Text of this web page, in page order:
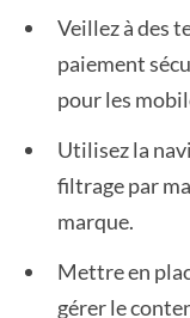
Veillez à des
paiement
pour les
Utilisez la
filtrage par
marque.
Mettre en
gérer le